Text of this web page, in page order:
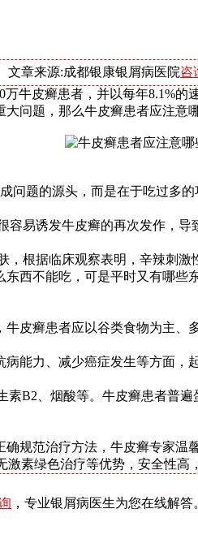
文章来源:成都银康银屑病医院咨
牛皮癣患者，并以每年8.1%
问题，那么牛皮癣患者应注意
问题的源头，而是在于吃过多的
易诱发牛皮癣的再次发作，
根据临床观察表明，辛辣刺
西不能吃，可是平时又有哪些
皮癣患者应以谷类食物为主、
能力、减少癌症发生等方面，
B2、烟酸等。牛皮癣患者普
规范治疗方法，牛皮癣专家
素绿色治疗等优势，安全性
，专业银屑病医生为您在线解